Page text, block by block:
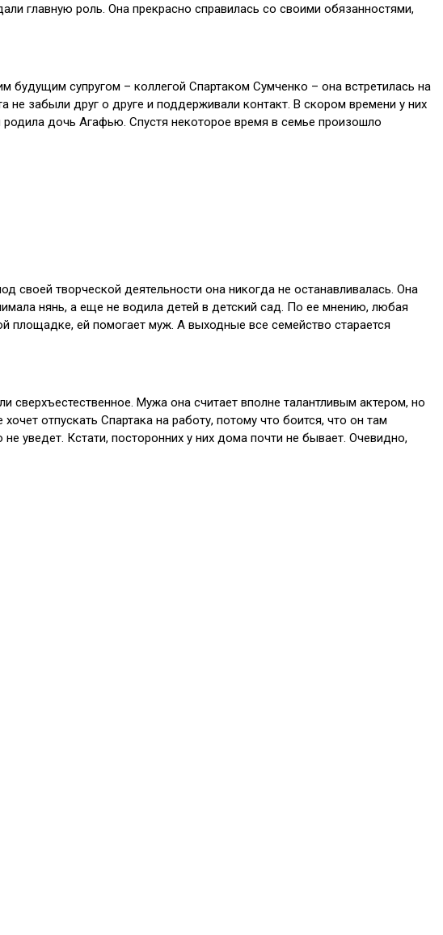
главную роль. Она прекрасно справилась со своими обязанностями,
будущим супругом – коллегой Спартаком Сумченко – она встретилась на
не забыли друг о друге и поддерживали контакт. В скором времени у них
родила дочь Агафью. Спустя некоторое время в семье произошло
творческой деятельности она никогда не останавливалась. Она
нянь, а еще не водила детей в детский сад. По ее мнению, любая
площадке, ей помогает муж. А выходные все семейство старается
Мужа она считает вполне талантливым актером, но
отпускать Спартака на работу, потому что боится, что он там
уведет. Кстати, посторонних у них дома почти не бывает. Очевидно,